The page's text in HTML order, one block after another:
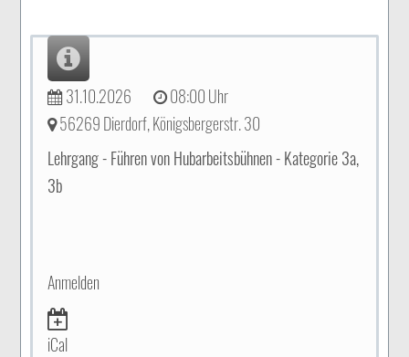
31.10.2026 08:00 Uhr
56269 Dierdorf, Königsbergerstr. 30
Lehrgang - Führen von Hubarbeitsbühnen - Kategorie 3a,
3b
Anmelden
iCal